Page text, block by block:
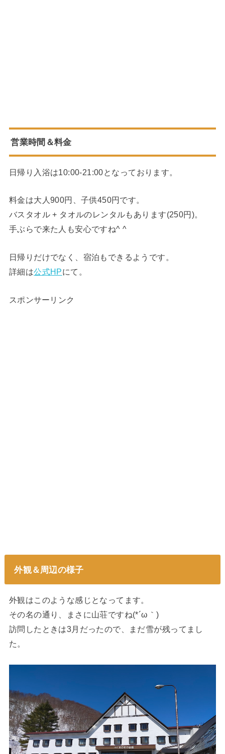
営業時間＆料金
日帰り入浴は10:00-21:00となっております。
料金は大人900円、子供450円です。
バスタオル + タオルのレンタルもあります(250円)。
手ぶらで来た人も安心ですね^ ^
日帰りだけでなく、宿泊もできるようです。
詳細は公式HPにて。
スポンサーリンク
外観＆周辺の様子
外観はこのような感じとなってます。
その名の通り、まさに山荘ですね(*´ω｀)
訪問したときは3月だったので、まだ雪が残ってまし
た。